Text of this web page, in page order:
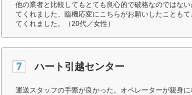
他の業者と比較してもとても良心的で破格なのではな
てくれました、臨機応変にこちらがお願いしたことも
てくれました。（20代／女性）
ハート引越センター
運送スタッフの手際が良かった。オペレーターが親身